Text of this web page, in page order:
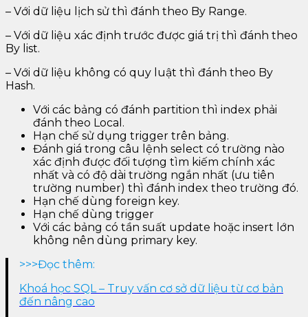
– Với dữ liệu lịch sử thì đánh theo By Range.
– Với dữ liệu xác định trước được giá trị thì đánh theo
By list.
– Với dữ liệu không có quy luật thì đánh theo By
Hash.
Với các bảng có đánh partition thì index phải
đánh theo Local.
Hạn chế sử dụng trigger trên bảng.
Đánh giá trong câu lệnh select có trường nào
xác định được đối tượng tìm kiếm chính xác
nhất và có độ dài trường ngắn nhất (ưu tiên
trường number) thì đánh index theo trường đó.
Hạn chế dùng foreign key.
Hạn chế dùng trigger
Với các bảng có tần suất update hoặc insert lớn
không nên dùng primary key.
>>>Đọc thêm:
Khoá học SQL – Truy vấn cơ sở dữ liệu từ cơ bản
đến nâng cao